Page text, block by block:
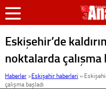
Eskişehir’de
noktalarda çalışma
Haberler >Eskişehir haberleri »
çalışma başladı